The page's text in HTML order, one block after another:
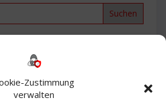
Zustimmung
verwalten
Search
firewall Fritzbox
Microsoft